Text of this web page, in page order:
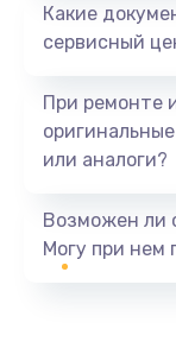
Какие
сервисный
При ремонте
или аналоги?
Возможен ли
Могу при нем